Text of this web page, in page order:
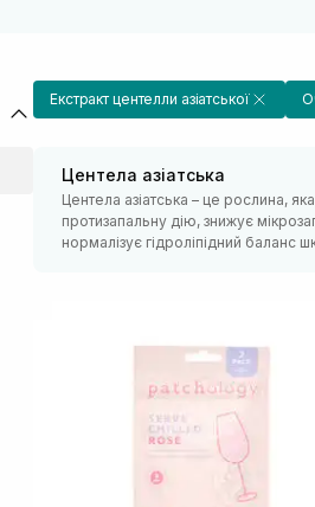
Екстракт центелли азіатської
Центела азіатська
Центела азіатська – це рослина,
протизапальну дію, знижує
нормалізує гідроліпідний баланс